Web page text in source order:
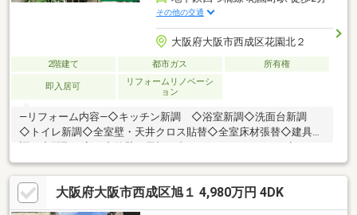
その他の交通
大阪府大阪市西成区花園北２
2階建て 都市ガス 所有権
即入居可
リフォームリノベーシ
ョン
―リフォーム内容―◇キッチン新調 ◇浴室新調◇洗面台新調
◇トイレ新調◇全室壁・天井クロス貼替◇全室床材張替◇建具新
戸、1K×1戸の木造2階建て！◆ミニキッチンはIHコンロ付♪◆全居
室フローリングで日々のお掃除も楽々です♪◆複数沿線利用可能
でアクセス良好♪◆収益用としてもご検討ください♪―交通―・大
阪メトロ四つ橋線「花園町」駅徒歩2分・南海高野線「萩ノ茶屋」
大阪府大阪市西成区旭１ 4,980万円 4DK